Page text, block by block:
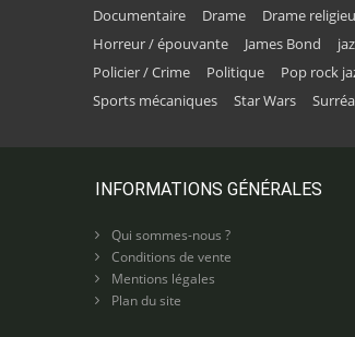
Documentaire
Drame Drame
Horreur / épouvante
James Bond
Policier / Crime
Politique Pop rock
Sports mécaniques
Star Wars
INFORMATIONS GÉNÉRALES
Qui sommes-nous ?
Conditions de vente
Mentions légales
Plan du site